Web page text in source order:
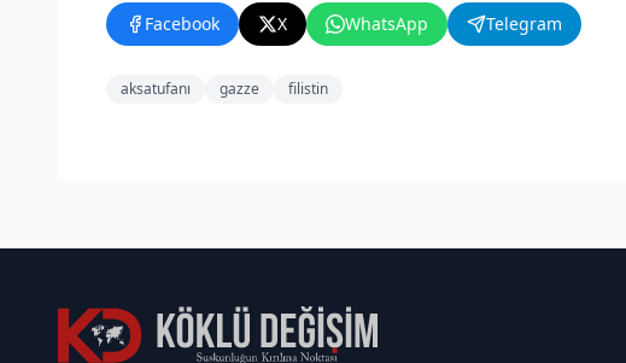
Facebook X WhatsApp Telegram
aksatufanı gazze filistin